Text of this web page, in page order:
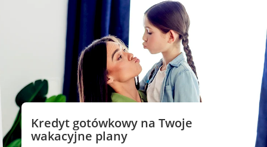
Kredyt gotówkowy na Twoje
wakacyjne plany